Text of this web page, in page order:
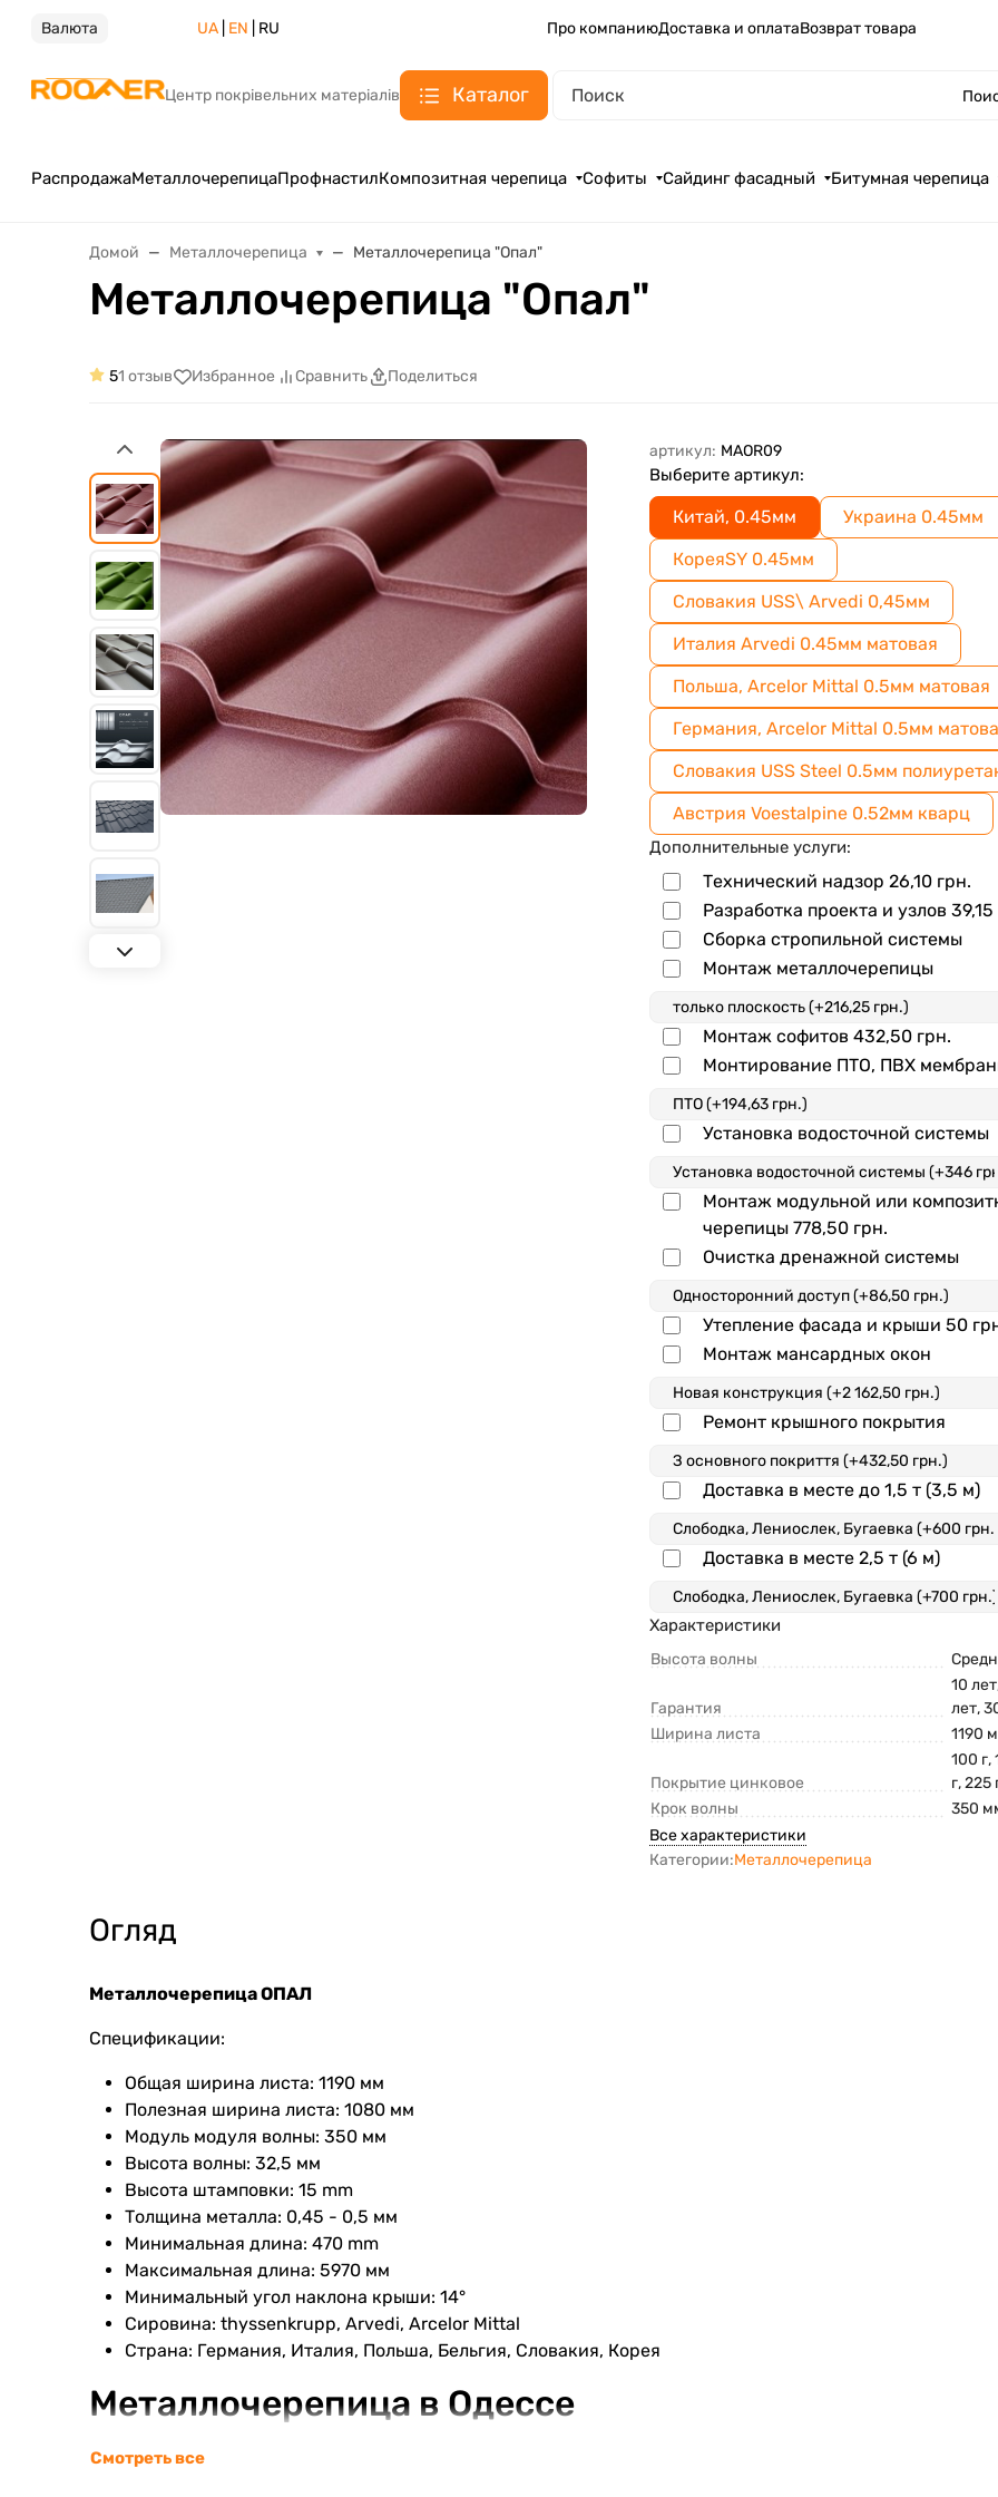
Валюта UA| EN | RU Про компаниюДоставка и оплатаВозврат товара
Центр покрівельних матеріалів Каталог
РаспродажаМеталлочерепицаПрофнастилКомпозитная черепица Софиты Сайдинг фасадный Битумная черепица
Домой Металлочерепица Металлочерепица "Опал"
Металлочерепица "Опал"
51 отзыв Избранное Сравнить Поделиться
артикул: MAOR09
Выберите артикул:
Китай, 0.45мм
Украина 0.45мм
КореяSY 0.45мм
Словакия USS\ Arvedі 0,45мм
Италия Arvedi 0.45мм матовая
Польша, Arcelor Mittal 0.5мм матовая
Германия, Arcelor Mittal 0.5мм
Словакия USS Steel 0.5мм
Австрия Voestalpine 0.52мм кварц
Дополнительные услуги:
Технический надзор26,10 грн.
Разработка проекта и узлов39,15
Сборка стропильной системы
Монтаж металлочерепицы
Монтаж софитов432,50 грн.
Монтирование ПТО, ПВХ
Установка водосточной системы
Монтаж модульной или
черепицы778,50 грн.
Очистка дренажной системы
Утепление фасада и крыши50
Монтаж мансардных окон
Ремонт крышного покрытия
Доставка в месте до 1,5 т (3,5 м)
Доставка в месте 2,5 т (6 м)
Характеристики
Высота волны
Гарантия
10
лет,
Ширина листа
1190
Покрытие цинковое
100 г,
г, 225
Крок волны
350
Все характеристики
Категории:Металлочерепица
Огляд
Металлочерепица ОПАЛ
Спецификации:
Общая ширина листа: 1190 мм
Полезная ширина листа: 1080 мм
Модуль модуля волны: 350 мм
Высота волны: 32,5 мм
Высота штамповки: 15 mm
Толщина металла: 0,45 - 0,5 мм
Минимальная длина: 470 mm
Максимальная длина: 5970 мм
Минимальный угол наклона крыши: 14°
Сировина: thyssenkrupp, Arvedi, Arcelor Mittal
Страна: Германия, Италия, Польша, Бельгия, Словакия, Корея
Металлочерепица в Одессе
Чешский завод Комакс имеет вековой опыт в производстве изделий из металла и включает в себя все
высококачественной продукции, которые присуще европейским странам. Бренд Комакс выпускает
Смотреть все